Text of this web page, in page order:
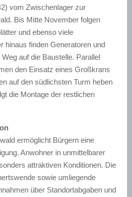
vom Zwischenlager zur
Bis Mitte November folgen
und ebenso viele
hinaus finden Generatoren und
auf die Baustelle. Parallel
den Einsatz eines Großkrans
auf den südlichsten Turm heben
die Montage der restlichen
ermöglicht Bürgern eine
Anwohner in unmittelbarer
attraktiven Konditionen. Die
sowie umliegende
über Standortabgaben und